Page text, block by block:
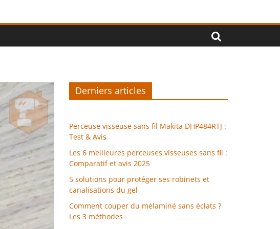
Derniers articles
Perceuse visseuse sans fil Makita DHP484RTJ :
Test & Avis
Les 6 meilleures perceuses visseuses sans fil :
Comparatif et avis 2025
5 solutions pour protéger ses robinets et
canalisations du gel
Comment couper du mélaminé sans éclats ?
Les 3 méthodes